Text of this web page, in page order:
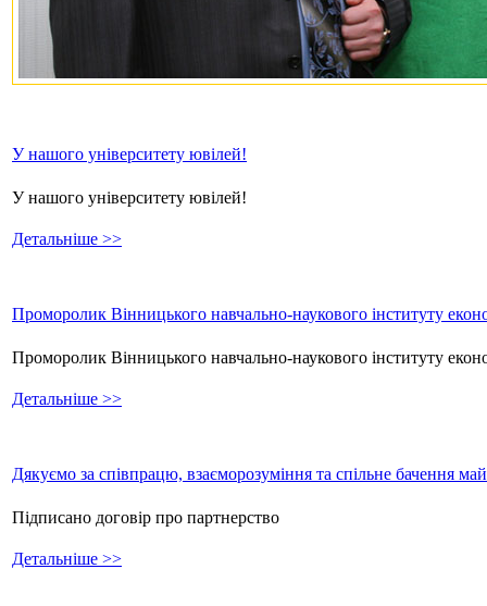
У нашого університету ювілей!
У нашого університету ювілей!
Детальніше >>
Проморолик Вінницького навчально-наукового інституту
Проморолик Вінницького навчально-наукового інституту
Детальніше >>
Дякуємо за співпрацю, взаєморозуміння та спільне бачення
Підписано договір про партнерство
Детальніше >>